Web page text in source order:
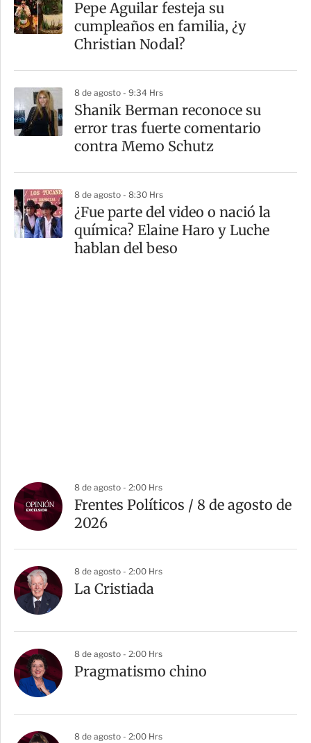
Pepe Aguilar festeja su
cumpleaños en familia, ¿y
Christian Nodal?
8 de agosto - 9:34 Hrs
Shanik Berman reconoce su
error tras fuerte comentario
contra Memo Schutz
8 de agosto - 8:30 Hrs
¿Fue parte del video o nació la
química? Elaine Haro y Luche
hablan del beso
8 de agosto - 2:00 Hrs
Frentes Políticos / 8 de agosto de
2026
8 de agosto - 2:00 Hrs
La Cristiada
8 de agosto - 2:00 Hrs
Pragmatismo chino
8 de agosto - 2:00 Hrs